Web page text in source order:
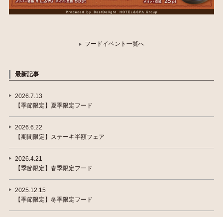
フードイベント一覧へ
最新記事
2026.7.13
【季節限定】夏季限定フード
2026.6.22
【期間限定】ステーキ半額フェア
2026.4.21
【季節限定】春季限定フード
2025.12.15
【季節限定】冬季限定フード